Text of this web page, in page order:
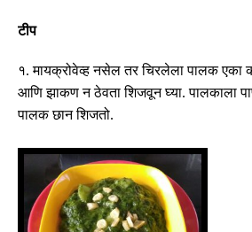
टीप
१.मायक्रोवेव्ह नसेल तर चिरलेला पालक एका
आणि झाकण न ठेवता शिजवून घ्या.पालकाला
पालक छान शिजतो.